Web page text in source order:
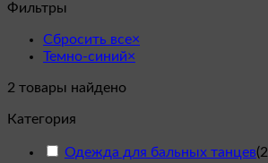
Фильтры
Сбросить все×
Темно-синий×
2 товары найдено
Категория
Одежда для бальных танцев(2